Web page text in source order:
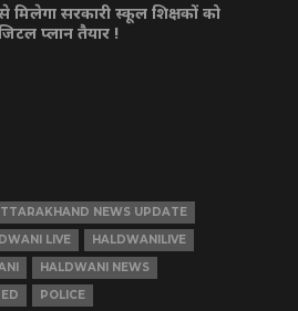
मिलेगा सरकारी स्कूल शिक्षकों को
प्लान तैयार !
NEWS UPDATE
LIVE
HALDWANILIVE
HALDWANI NEWS
POLICE